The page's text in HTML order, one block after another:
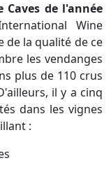
Caves de l'année
Wine
de la qualité de ce
les vendanges
plus de 110 crus
il y a cinq
dans les vignes
: